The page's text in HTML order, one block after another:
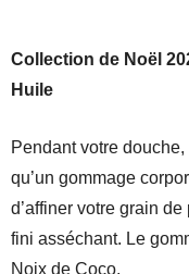
Collection de Noël
Huile
Pendant votre
qu’un gommage
d’affiner votre grain
fini asséchant. Le
Noix de Coco.